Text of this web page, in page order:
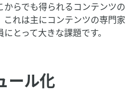
からでも得られるコンテンツの
これは主にコンテンツの専門家
とって大きな課題です。
ール化